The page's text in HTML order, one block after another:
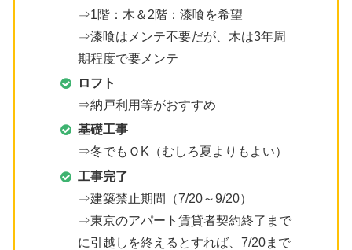
⇒1階：木＆2階：漆喰を希望
⇒漆喰はメンテ不要だが、木は3年周
期程度で要メンテ
ロフト
⇒納戸利用等がおすすめ
基礎工事
⇒冬でもＯK（むしろ夏よりもよい）
工事完了
⇒建築禁止期間（7/20～9/20）
⇒東京のアパート賃貸者契約終了まで
に引越しを終えるとすれば、7/20まで